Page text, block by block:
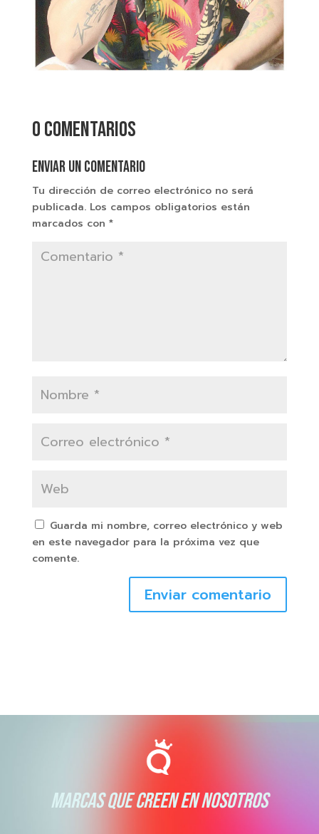
0 comentarios
Enviar un comentario
Tu dirección de correo electrónico no será
publicada. Los campos obligatorios están
marcados con *
Guarda mi nombre, correo electrónico y web
en este navegador para la próxima vez que
comente.
Enviar comentario
MARCAS QUE CREEN EN NOSOTROS